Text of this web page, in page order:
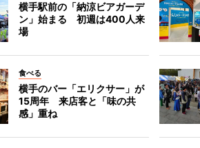
横手駅前の「納涼ビアガーデ
ン」始まる 初週は400人来
場
食べる
横手のバー「エリクサー」が
15周年 来店客と「味の共
感」重ね